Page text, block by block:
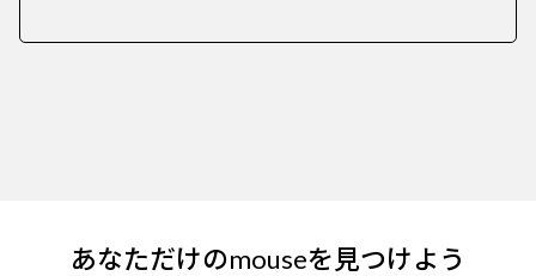
あなただけのmouseを見つけよう